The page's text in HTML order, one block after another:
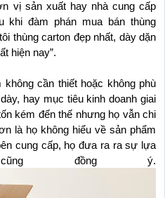
vị sản xuất hay nhà cung cấp
khi đàm phán mua bán thùng
thùng carton đẹp nhất, dày dặn
hiện nay”.
cần thiết hoặc không phù
hay mục tiêu kinh doanh giai
kém đến thế nhưng họ vẫn chi
là họ không hiểu về sản phẩm
cung cấp, họ đưa ra ra sự lựa
đồng ý.